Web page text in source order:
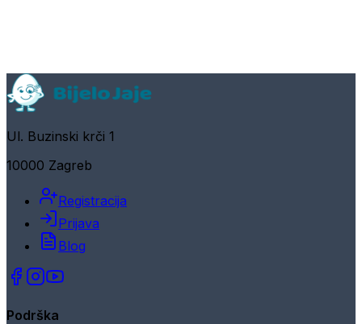
Ul. Buzinski krči 1
10000 Zagreb
Registracija
Prijava
Blog
Podrška